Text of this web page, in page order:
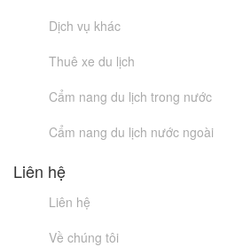
Dịch vụ khác
Thuê xe du lịch
Cẩm nang du lịch trong nước
Cẩm nang du lịch nước ngoài
Liên hệ
Liên hệ
Về chúng tôi